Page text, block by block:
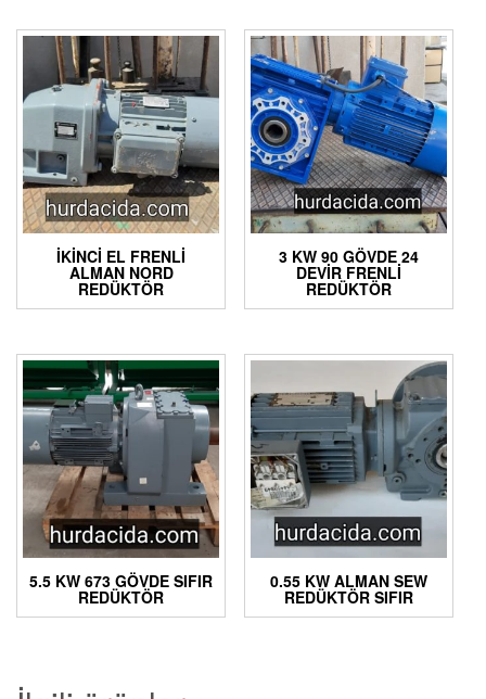
İKINCI EL FRENLI
ALMAN NORD
REDÜKTÖR
3 KW 90 GÖVDE 24
DEVIR FRENLI
REDÜKTÖR
5.5 KW 673 GÖVDE SIFIR
REDÜKTÖR
0.55 KW ALMAN SEW
REDÜKTÖR SIFIR